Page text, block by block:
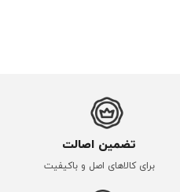
تضمین اصالت
برای کالاهای اصل و باکیفیت